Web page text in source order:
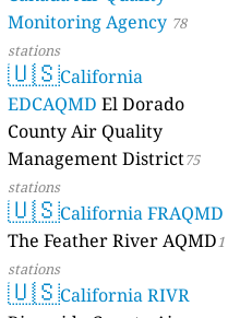
Monitoring Agency 78
stations
🇺🇸California
EDCAQMD El Dorado
County Air Quality
Management District75
stations
🇺🇸California FRAQMD
The Feather River AQMD1
stations
🇺🇸California RIVR